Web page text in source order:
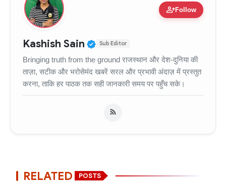
person_addFollow
Kashish Sain Verified Public Figure •
Sub Editor
Bringing truth from the ground राजस्थान और देश-दुनिया की
ताज़ा, सटीक और भरोसेमंद खबरें सरल और प्रभावी अंदाज़ में प्रस्तुत
करना, ताकि हर पाठक तक सही जानकारी समय पर पहुँच सके।
RELATED POSTS